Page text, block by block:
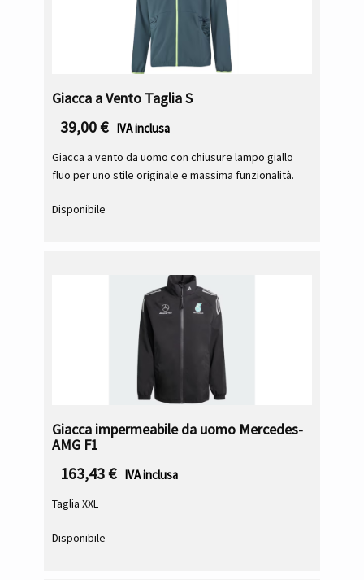
Giacca a Vento Taglia S
39,00€ IVA inclusa
Giacca a vento da uomo con chiusure lampo giallo
fluo per uno stile originale e massima funzionalità.
Disponibile
Giacca impermeabile da uomo Mercedes-
AMG F1
163,43€ IVA inclusa
Taglia XXL
Disponibile